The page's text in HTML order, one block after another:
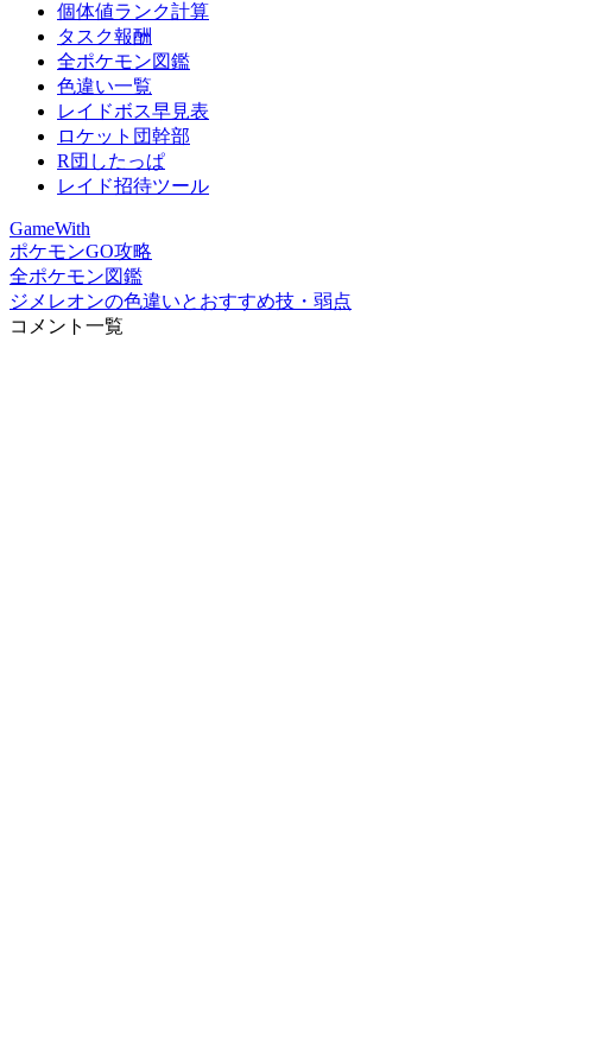
個体値ランク計算
タスク報酬
全ポケモン図鑑
色違い一覧
レイドボス早見表
ロケット団幹部
R団したっぱ
レイド招待ツール
GameWith
ポケモンGO攻略
全ポケモン図鑑
ジメレオンの色違いとおすすめ技・弱点
コメント一覧